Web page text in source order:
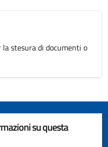
stesura di documenti o
su questa